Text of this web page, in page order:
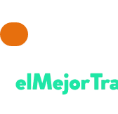
contenido